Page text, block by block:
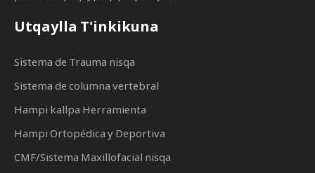
Utqaylla T'inkikuna
Sistema de Trauma nisqa
Sistema de columna vertebral
Hampi kallpa Herramienta
Hampi Ortopédica y Deportiva
CMF/Sistema Maxillofacial nisqa